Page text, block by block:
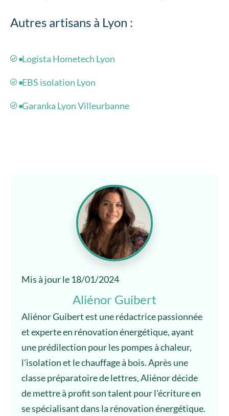
Autres artisans à Lyon :
Logista Hometech Lyon
EBS isolation Lyon
Garanka Lyon Villeurbanne
Mis à jour le 18/01/2024
Aliénor Guibert
Aliénor Guibert est une rédactrice passionnée
et experte en rénovation énergétique, ayant
une prédilection pour les pompes à chaleur,
l'isolation et le chauffage à bois. Après une
classe préparatoire de lettres, Aliénor décide
de mettre à profit son talent pour l'écriture en
se spécialisant dans la rénovation énergétique.